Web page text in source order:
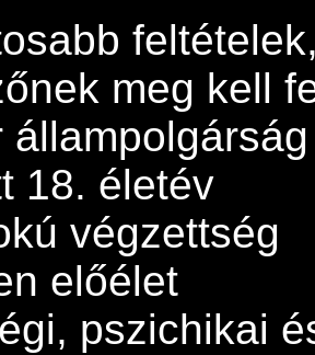
meg kell
18. életév
végzettség
előélet
pszichikai